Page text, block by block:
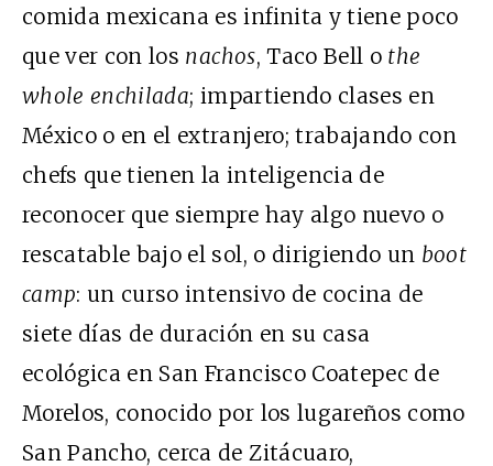
comida mexicana es infinita y tiene poco
que ver con los nachos, Taco Bell o the
whole enchilada; impartiendo clases en
México o en el extranjero; trabajando con
chefs que tienen la inteligencia de
reconocer que siempre hay algo nuevo o
rescatable bajo el sol, o dirigiendo un boot
camp: un curso intensivo de cocina de
siete días de duración en su casa
ecológica en San Francisco Coatepec de
Morelos, conocido por los lugareños como
San Pancho, cerca de Zitácuaro,